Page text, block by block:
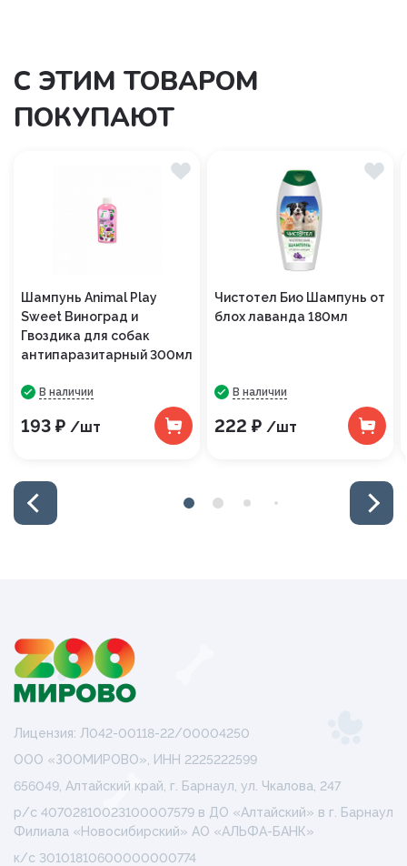
С ЭТИМ ТОВАРОМ
ПОКУПАЮТ
Шампунь Animal Play
Sweet Виноград и
Гвоздика для собак
антипаразитарный 300мл
В наличии
193 ₽ /шт
Чистотел Био Шампунь от
блох лаванда 180мл
В наличии
222 ₽ /шт
Лицензия: Л042-00118-22/00004250
ООО «ЗООМИРОВО», ИНН 2225222599
656049, Алтайский край, г. Барнаул, ул. Чкалова, 247
р/с 40702810023100007579 в ДО «Алтайский» в г. Барнаул
Филиала «Новосибирский» АО «АЛЬФА-БАНК»
к/с 30101810600000000774